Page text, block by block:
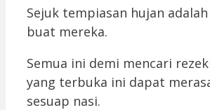
Sejuk tempiasan hujan
buat mereka.
Semua ini demi mencari
yang terbuka ini dapat
sesuap nasi.